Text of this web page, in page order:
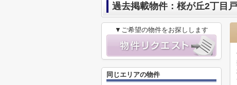
過去掲載物件：桜が丘2丁目
▼ご希望の物件をお探しします
同じエリアの物件